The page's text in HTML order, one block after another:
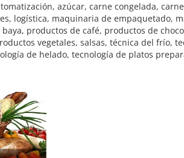
azúcar, carne congelada,
logística, maquinaria de empaquetado,
productos de café, productos de
vegetales, salsas, técnica del frío,
de helado, tecnología de platos